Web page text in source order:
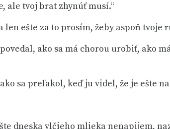
ale tvoj brat zhynúť musí.“
ešte za to prosím, žeby aspoň tvoje
ako sa má chorou urobiť, ako
sa preľakol, keď ju videl, že je ešte
dneska vlčieho mlieka nenapijem,